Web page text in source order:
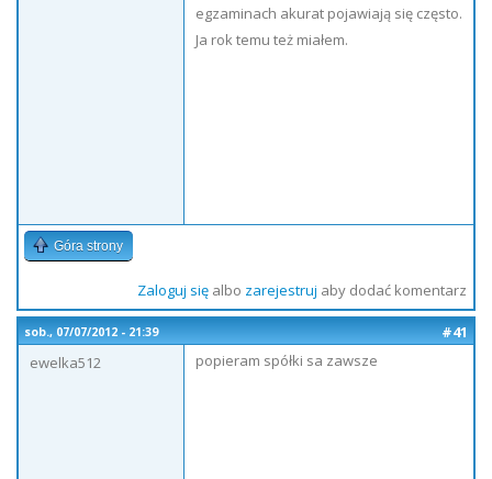
egzaminach akurat pojawiają się często.
Ja rok temu też miałem.
Góra strony
Zaloguj sięalbo zarejestruj aby dodać komentarz
sob., 07/07/2012 - 21:39
#41
ewelka512
popieram spółki sa zawsze